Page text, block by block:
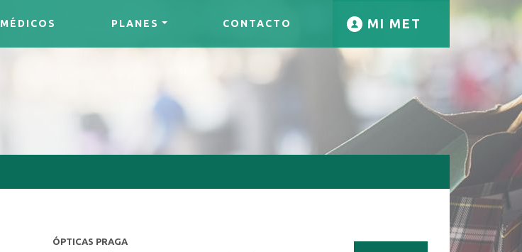
PLANES CONTACTO MI MET
ÓPTICAS PRAGA